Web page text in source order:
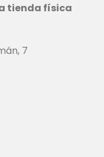
tienda física
7